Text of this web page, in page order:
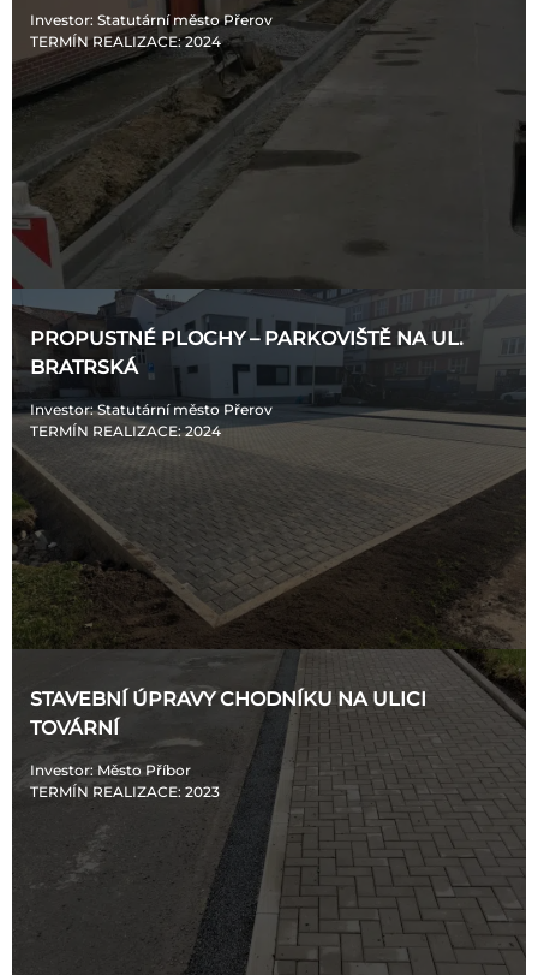
Investor: Statutární město Přerov
TERMÍN REALIZACE: 2024
PROPUSTNÉ PLOCHY – PARKOVIŠTĚ NA UL.
BRATRSKÁ
Investor: Statutární město Přerov
TERMÍN REALIZACE: 2024
STAVEBNÍ ÚPRAVY CHODNÍKU NA ULICI
TOVÁRNÍ
Investor: Město Příbor
TERMÍN REALIZACE: 2023